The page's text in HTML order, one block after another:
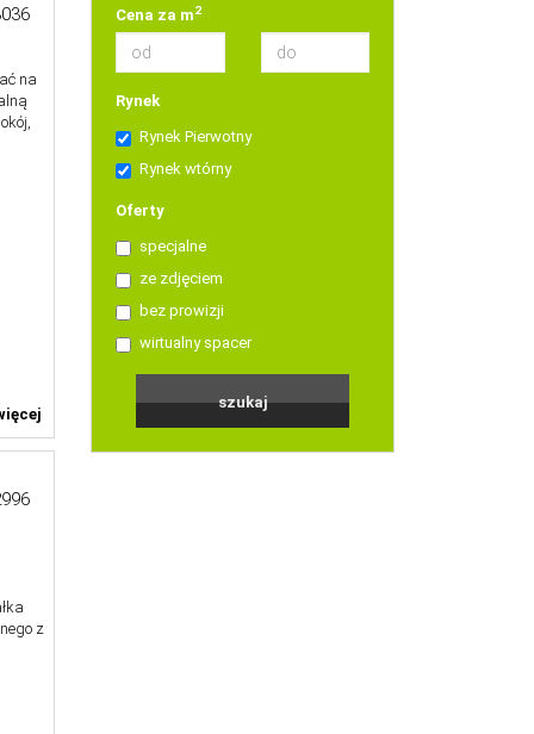
na
z
Cena za m2
Rynek
Rynek Pierwotny
Rynek wtórny
Oferty
specjalne
ze zdjęciem
bez prowizji
wirtualny spacer